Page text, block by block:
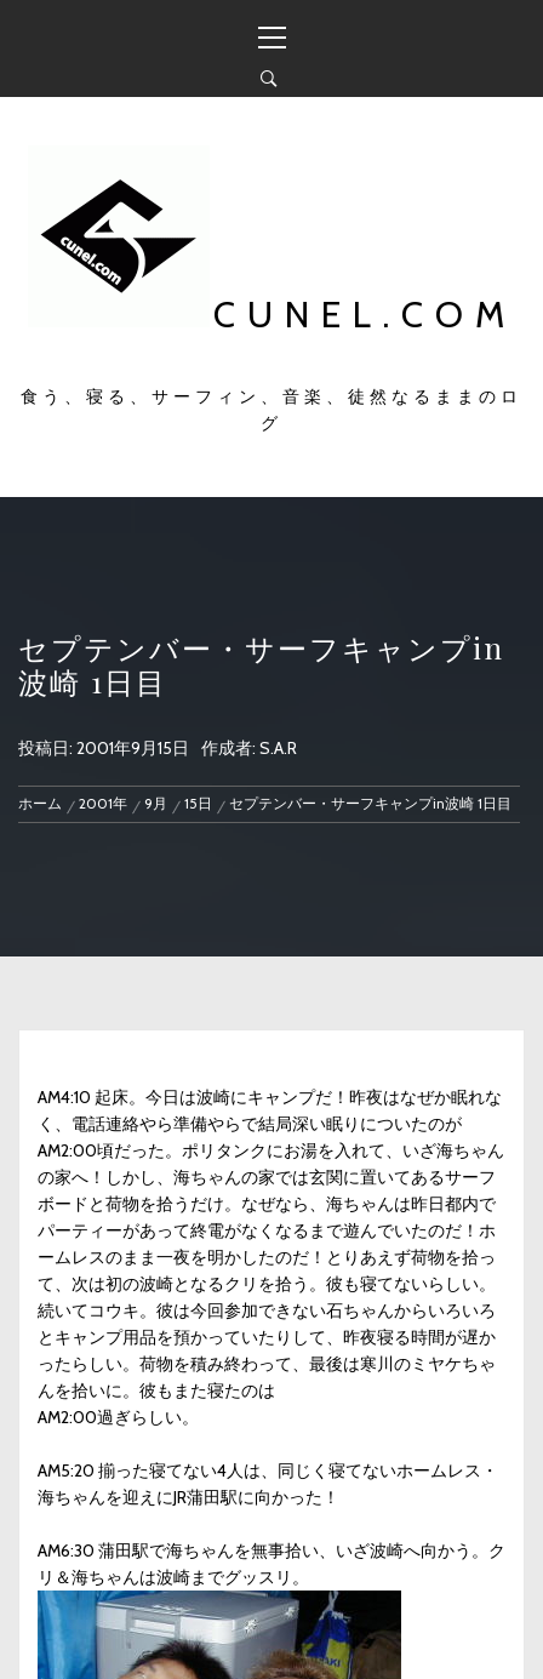
ン
イ
ン
メ
CUNEL.COM
食う、寝る、サーフィン、音楽、徒然なるままのロ
グ
セプテンバー・サーフキャンプin
波崎 1日目
投稿日: 2001年9月15日 作成者: S.A.R
ホーム 2001年 9月 15日 セプテンバー・サーフキャンプin波崎 1日目
AM4:10 起床。今日は波崎にキャンプだ！昨夜はなぜか眠れな
く、電話連絡やら準備やらで結局深い眠りについたのが
AM2:00頃だった。ポリタンクにお湯を入れて、いざ海ちゃん
の家へ！しかし、海ちゃんの家では玄関に置いてあるサーフ
ボードと荷物を拾うだけ。なぜなら、海ちゃんは昨日都内で
パーティーがあって終電がなくなるまで遊んでいたのだ！ホ
ームレスのまま一夜を明かしたのだ！とりあえず荷物を拾っ
て、次は初の波崎となるクリを拾う。彼も寝てないらしい。
続いてコウキ。彼は今回参加できない石ちゃんからいろいろ
とキャンプ用品を預かっていたりして、昨夜寝る時間が遅か
ったらしい。荷物を積み終わって、最後は寒川のミヤケちゃ
んを拾いに。彼もまた寝たのは
AM2:00過ぎらしい。
AM5:20 揃った寝てない4人は、同じく寝てないホームレス・
海ちゃんを迎えにJR蒲田駅に向かった！
AM6:30 蒲田駅で海ちゃんを無事拾い、いざ波崎へ向かう。ク
リ＆海ちゃんは波崎までグッスリ。